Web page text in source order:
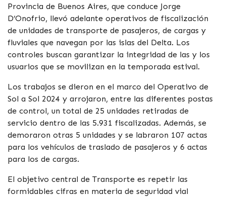
Provincia de Buenos Aires, que conduce Jorge
D’Onofrio, llevó adelante operativos de fiscalización
de unidades de transporte de pasajeros, de cargas y
fluviales que navegan por las islas del Delta. Los
controles buscan garantizar la integridad de las y los
usuarios que se movilizan en la temporada estival.
Los trabajos se dieron en el marco del Operativo de
Sol a Sol 2024 y arrojaron, entre las diferentes postas
de control, un total de 25 unidades retiradas de
servicio dentro de las 5.931 fiscalizadas. Además, se
demoraron otras 5 unidades y se labraron 107 actas
para los vehículos de traslado de pasajeros y 6 actas
para los de cargas.
El objetivo central de Transporte es repetir las
formidables cifras en materia de seguridad vial